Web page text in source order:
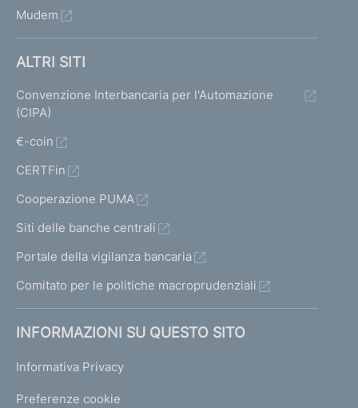
Mudem
ALTRI SITI
Convenzione Interbancaria per l'Automazione
(CIPA)
€-coin
CERTFin
Cooperazione PUMA
Siti delle banche centrali
Portale della vigilanza bancaria
Comitato per le politiche macroprudenziali
INFORMAZIONI SU QUESTO SITO
Informativa Privacy
Preferenze cookie